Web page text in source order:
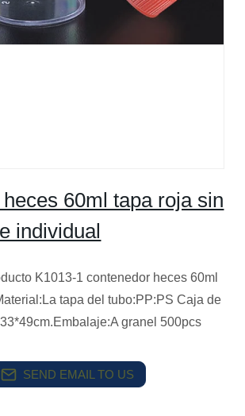
60ml tapa roja sin
individual
K1013-1 contenedor heces 60ml
tapa del tubo:PP:PS Caja de
granel 500pcs
SEND EMAIL TO US